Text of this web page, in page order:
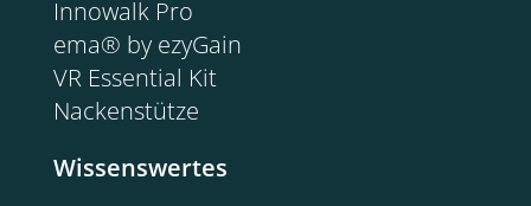
Innowalk Pro
ema® by ezyGain
VR Essential Kit
Nackenstütze
Wissenswertes